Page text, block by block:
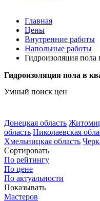
Главная
Цены
Внутренние работы
Напольные работы
Гидроизоляция пола
Гидроизоляция пола в
Умный поиск цен
Донецкая область
область Николаевская
Хмельницкая область
Сортировать
По рейтингу
По цене
По актуальности
Показывать
Мастеров